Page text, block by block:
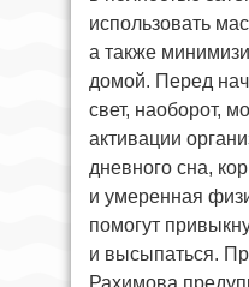
использовать
а также
домой. Перед
свет, наоборот,
активации
дневного сна,
и умеренная
помогут
и высыпаться.